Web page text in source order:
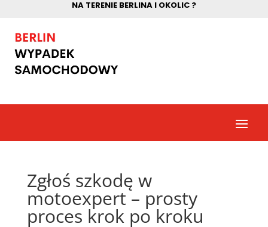
NA TERENIE BERLINA I OKOLIC ?
Zgłoś szkodę w
motoexpert – prosty
proces krok po kroku